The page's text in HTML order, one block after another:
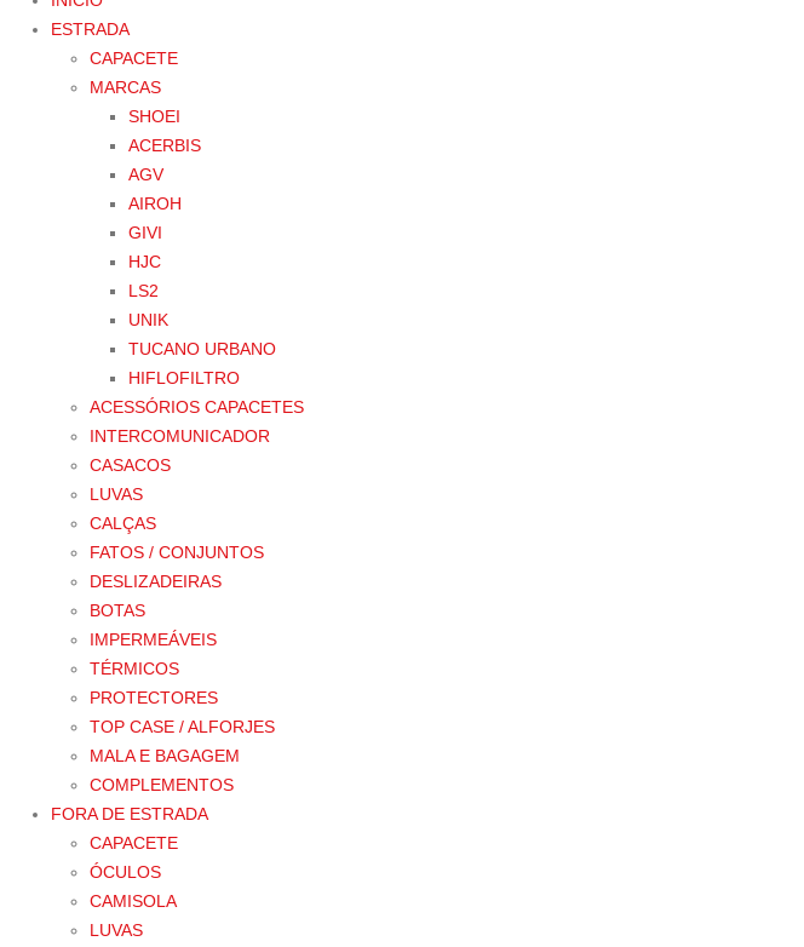
ESTRADA
CAPACETE
MARCAS
SHOEI
ACERBIS
AGV
AIROH
GIVI
HJC
LS2
UNIK
TUCANO URBANO
HIFLOFILTRO
ACESSÓRIOS CAPACETES
INTERCOMUNICADOR
CASACOS
LUVAS
CALÇAS
FATOS / CONJUNTOS
DESLIZADEIRAS
BOTAS
IMPERMEÁVEIS
TÉRMICOS
PROTECTORES
TOP CASE / ALFORJES
MALA E BAGAGEM
COMPLEMENTOS
FORA DE ESTRADA
CAPACETE
ÓCULOS
CAMISOLA
LUVAS